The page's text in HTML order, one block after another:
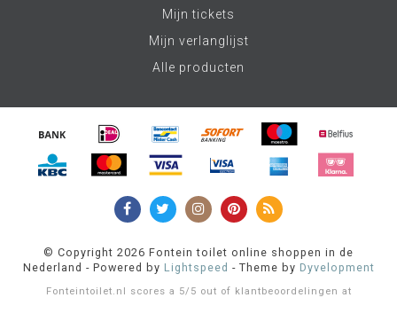
Mijn tickets
Mijn verlanglijst
Alle producten
© Copyright 2026 Fontein toilet online shoppen in de
Nederland - Powered by Lightspeed - Theme by Dyvelopment
Fonteintoilet.nl scores a 5/ 5 out of klantbeoordelingen at